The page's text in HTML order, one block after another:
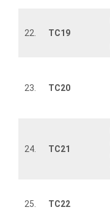
22. TC19
23. TC20
24. TC21
25. TC22